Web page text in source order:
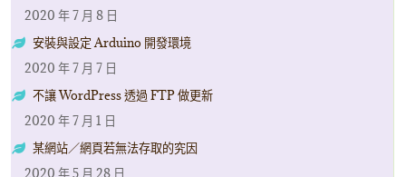
2020 年 7 月 8 日
安裝與設定 Arduino 開發環境
2020 年 7 月 7 日
不讓 WordPress 透過 FTP 做更新
2020 年 7 月 1 日
某網站／網頁若無法存取的究因
2020 年 5 月 28 日